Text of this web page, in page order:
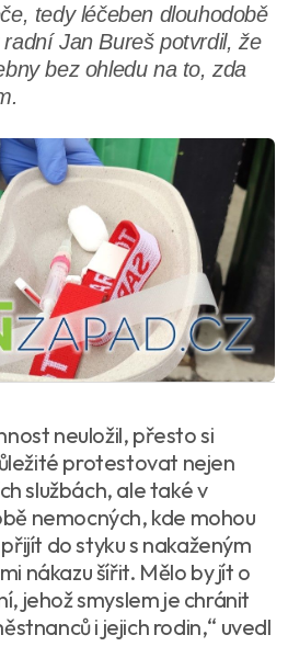
tedy léčeben dlouhodobě
Jan Bureš potvrdil, že
bez ohledu na to, zda
neuložil, přesto si
protestovat nejen
službách, ale také v
nemocných, kde mohou
do styku s nakaženým
nákazu šířit. Mělo by jít o
jehož smyslem je chránit
i jejich rodin,“ uvedl